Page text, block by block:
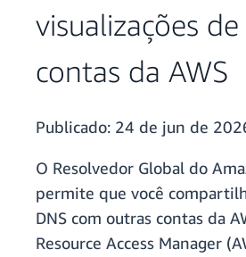
visualizações
contas da AWS
Publicado: 24 de jun de
O Resolvedor Global do
permite que você
DNS com outras contas da
Resource Access Manager